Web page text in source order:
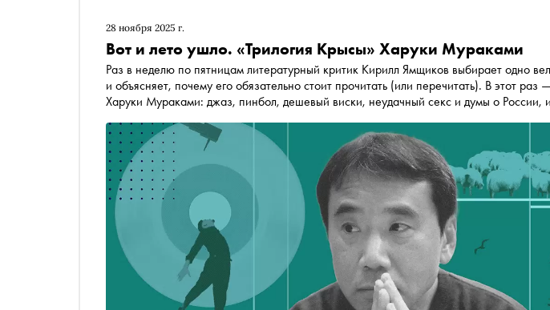
28 ноября 2025 г.
Вот и лето ушло. «Трилогия Крысы» Харуки Мураками
Раз в неделю по пятницам литературный критик Кирилл Ямщиков выбирает одно великое произведение
и объясняет, почему его обязательно стоит прочитать (или перечитать). В этот раз
Харуки Мураками: джаз, пинбол, дешевый виски, неудачный секс и думы о России,